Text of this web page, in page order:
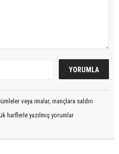
veya imalar, inançlara saldırı
harflerle yazılmış yorumlar